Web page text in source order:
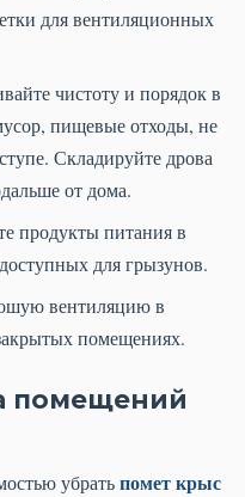
для вентиляционных
чистоту и порядок в
пищевые отходы, не
Складируйте дрова
от дома.
продукты питания в
для грызунов.
вентиляцию в
помещениях.
помещений
убратьпомет крыс